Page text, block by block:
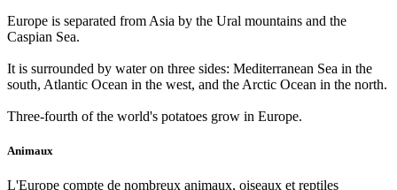
Europe is separated from Asia by the Ural mountains and the
Caspian Sea.
It is surrounded by water on three sides: Mediterranean Sea in the
south, Atlantic Ocean in the west, and the Arctic Ocean in the north.
Three-fourth of the world's potatoes grow in Europe.
Animaux
L'Europe compte de nombreux animaux, oiseaux et reptiles